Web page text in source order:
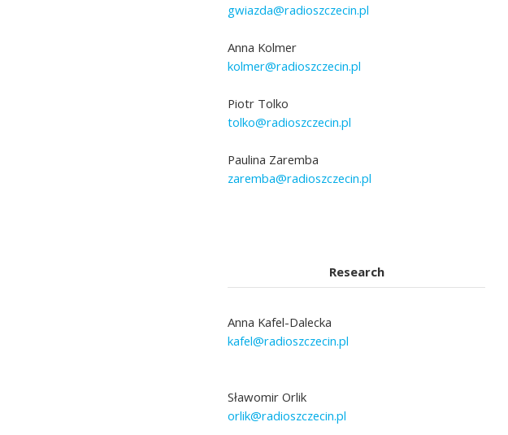
gwiazda@radioszczecin.pl
Anna Kolmer
kolmer@radioszczecin.pl
Piotr Tolko
tolko@radioszczecin.pl
Paulina Zaremba
zaremba@radioszczecin.pl
Research
Anna Kafel-Dalecka
kafel@radioszczecin.pl
Sławomir Orlik
orlik@radioszczecin.pl